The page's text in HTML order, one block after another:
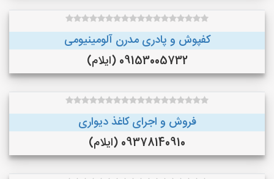
کفپوش و پادری مدرن آلومینیومی
09153005732 (ایلام)
فروش و اجرای کاغذ دیواری
09378140910 (ایلام)